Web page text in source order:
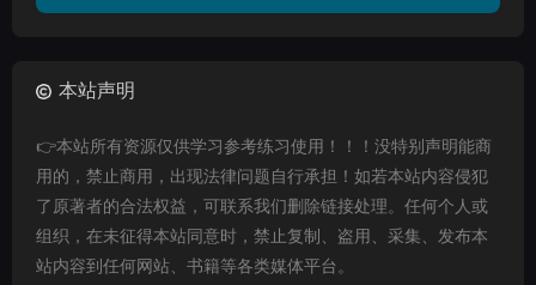
本站声明
👉本站所有资源仅供学习参考练习使用！！！没特别声明能商
用的，禁止商用，出现法律问题自行承担！如若本站内容侵犯
了原著者的合法权益，可联系我们删除链接处理。任何个人或
组织，在未征得本站同意时，禁止复制、盗用、采集、发布本
站内容到任何网站、书籍等各类媒体平台。